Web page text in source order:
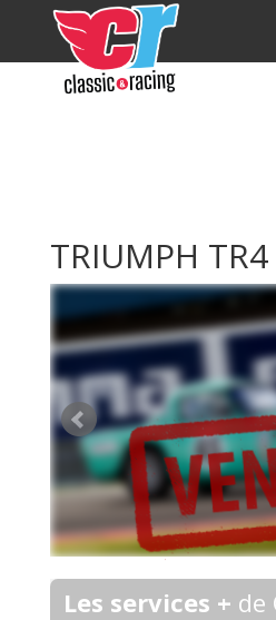
TRIUMPH TR4
Les services + de